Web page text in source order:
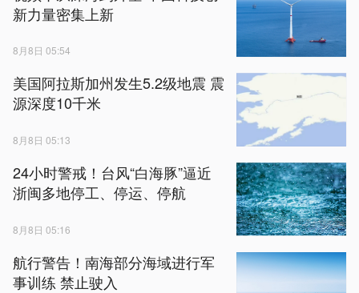
新力量密集上新
8月8日 05:54
美国阿拉斯加州发生5.2级地震 震
源深度10千米
8月8日 05:13
24小时警戒！台风“白海豚”逼近
浙闽多地停工、停运、停航
8月8日 05:16
航行警告！南海部分海域进行军
事训练 禁止驶入